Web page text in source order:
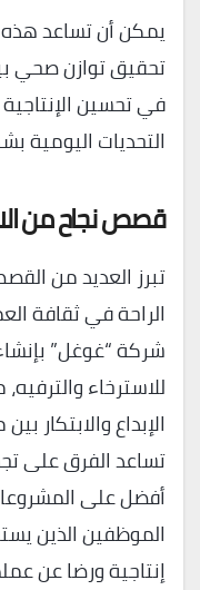
يمكن أن تساعد هذه
تحقيق توازن صحي
في تحسين
التحديات اليومية
قصص نجاح من
تبرز العديد من
الراحة في ثقافة
شركة “غوغل”
للاسترخاء
الإبداع والابتكار
تساعد الفرق على
أفضل على
الموظفين الذين
إنتاجية ورضا عن